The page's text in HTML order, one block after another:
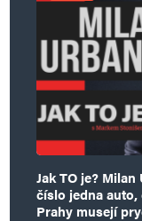
Jak TO je?
číslo jedna
Prahy musejí